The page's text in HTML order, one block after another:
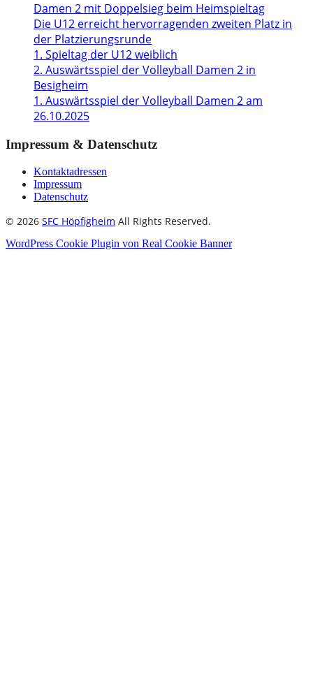
Damen 2 mit Doppelsieg beim Heimspieltag
Die U12 erreicht hervorragenden zweiten Platz in
der Platzierungsrunde
1. Spieltag der U12 weiblich
2. Auswärtsspiel der Volleyball Damen 2 in
Besigheim
1. Auswärtsspiel der Volleyball Damen 2 am
26.10.2025
Impressum & Datenschutz
Kontaktadressen
Impressum
Datenschutz
© 2026 SFC Höpfigheim All Rights Reserved.
WordPress Cookie Plugin von Real Cookie Banner